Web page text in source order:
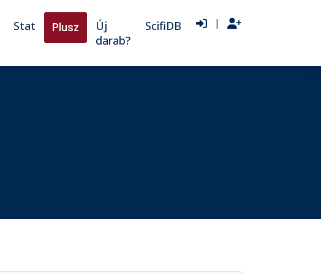
Stat Plusz
Új
darab?
ScifiDB |